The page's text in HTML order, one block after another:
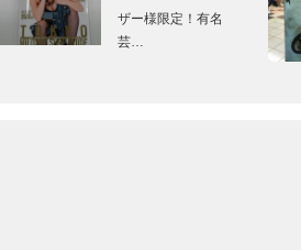
ザー様限定！有名
芸…